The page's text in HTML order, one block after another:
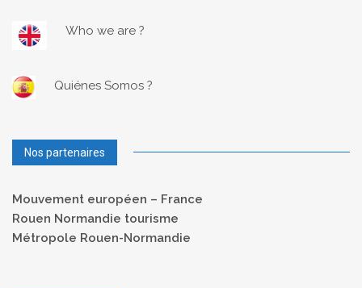
Who we are ?
Quiénes Somos ?
Nos partenaires
Mouvement européen – France
Rouen Normandie tourisme
Métropole Rouen-Normandie